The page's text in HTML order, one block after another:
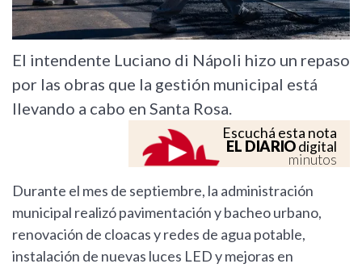
El intendente Luciano di Nápoli hizo un repaso
por las obras que la gestión municipal está
llevando a cabo en Santa Rosa.
Escuchá esta nota
EL DIARIOdigital
minutos
Durante el mes de septiembre, la administración
municipal realizó pavimentación y bacheo urbano,
renovación de cloacas y redes de agua potable,
instalación de nuevas luces LED y mejoras en